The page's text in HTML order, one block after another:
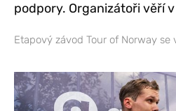
podpory. Organizátoři věří
Etapový závod Tour of Norway